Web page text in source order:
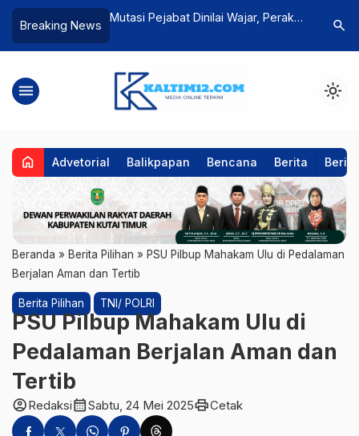
Breaking News
Kesehatan
Mutasi Pejabat Dinilai Wajar, Perak
Harus Selektif
Pisang
Kutim
search
menu light_mode
home Advetorial Balikpapan Bencana Berita
Beranda » Berita Pilihan » PSU Pilbup Mahakam Ulu di Pedalaman
Berjalan Aman dan Tertib
Berita Pilihan TNI/ POLRI
PSU Pilbup Mahakam Ulu di
Pedalaman Berjalan Aman dan
Tertib
account_circleRedaksicalendar_monthSabtu, 24 Mei 2025printCetak